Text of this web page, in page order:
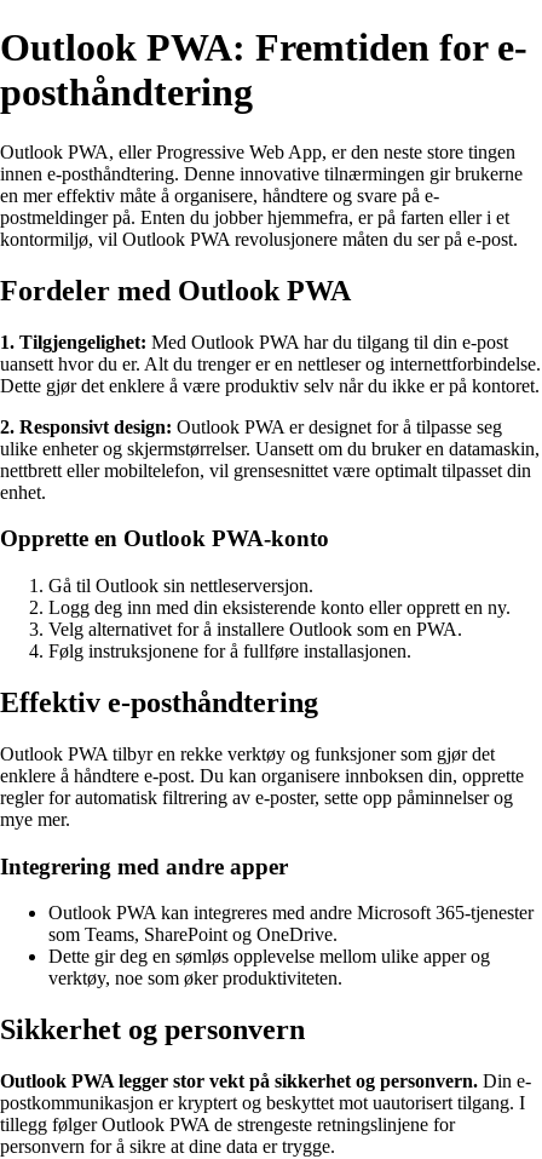
Outlook PWA: Fremtiden for e-
posthåndtering
Outlook PWA, eller Progressive Web App, er den neste store tingen
innen e-posthåndtering. Denne innovative tilnærmingen gir brukerne
en mer effektiv måte å organisere, håndtere og svare på e-
postmeldinger på. Enten du jobber hjemmefra, er på farten eller i et
kontormiljø, vil Outlook PWA revolusjonere måten du ser på e-post.
Fordeler med Outlook PWA
1. Tilgjengelighet: Med Outlook PWA har du tilgang til din e-post
uansett hvor du er. Alt du trenger er en nettleser og internettforbindelse.
Dette gjør det enklere å være produktiv selv når du ikke er på kontoret.
2. Responsivt design: Outlook PWA er designet for å tilpasse seg
ulike enheter og skjermstørrelser. Uansett om du bruker en datamaskin,
nettbrett eller mobiltelefon, vil grensesnittet være optimalt tilpasset din
enhet.
Opprette en Outlook PWA-konto
Gå til Outlook sin nettleserversjon.
Logg deg inn med din eksisterende konto eller opprett en ny.
Velg alternativet for å installere Outlook som en PWA.
Følg instruksjonene for å fullføre installasjonen.
Effektiv e-posthåndtering
Outlook PWA tilbyr en rekke verktøy og funksjoner som gjør det
enklere å håndtere e-post. Du kan organisere innboksen din, opprette
regler for automatisk filtrering av e-poster, sette opp påminnelser og
mye mer.
Integrering med andre apper
Outlook PWA kan integreres med andre Microsoft 365-tjenester
som Teams, SharePoint og OneDrive.
Dette gir deg en sømløs opplevelse mellom ulike apper og
verktøy, noe som øker produktiviteten.
Sikkerhet og personvern
Outlook PWA legger stor vekt på sikkerhet og personvern. Din e-
postkommunikasjon er kryptert og beskyttet mot uautorisert tilgang. I
tillegg følger Outlook PWA de strengeste retningslinjene for
personvern for å sikre at dine data er trygge.